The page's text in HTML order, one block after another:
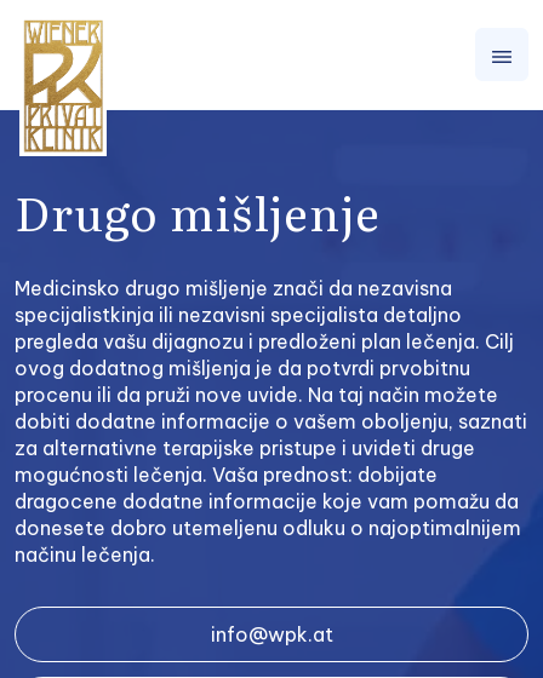
Drugo mišljenje
Medicinsko drugo mišljenje znači da nezavisna
specijalistkinja ili nezavisni specijalista detaljno
pregleda vašu dijagnozu i predloženi plan lečenja. Cilj
ovog dodatnog mišljenja je da potvrdi prvobitnu
procenu ili da pruži nove uvide. Na taj način možete
dobiti dodatne informacije o vašem oboljenju, saznati
za alternativne terapijske pristupe i uvideti druge
mogućnosti lečenja. Vaša prednost: dobijate
dragocene dodatne informacije koje vam pomažu da
donesete dobro utemeljenu odluku o najoptimalnijem
načinu lečenja.
info@wpk.at